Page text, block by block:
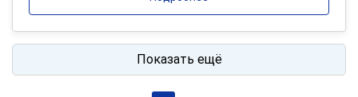
Показать ещё